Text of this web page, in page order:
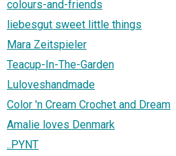
colours-and-friends
liebesgut sweet little things
Mara Zeitspieler
Teacup-In-The-Garden
Luloveshandmade
Color 'n Cream Crochet and Dream
Amalie loves Denmark
..PYNT